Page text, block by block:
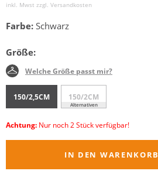
inkl. Mwst zzgl. Versandkosten
Farbe: Schwarz
Größe:
Welche Größe passt mir?
150/2,5CM 150/2CM
Alternativen
Achtung: Nur noch 2 Stück verfügbar!
IN DEN WARENKORB